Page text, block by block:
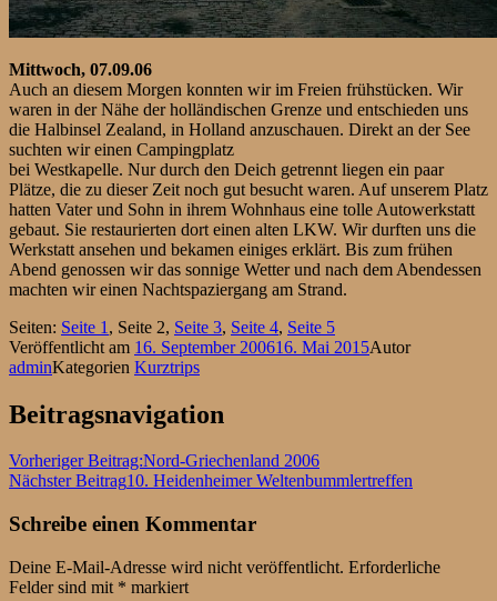
Mittwoch, 07.09.06
Auch an diesem Morgen konnten wir im Freien frühstücken. Wir
waren in der Nähe der holländischen Grenze und entschieden uns
die Halbinsel Zealand, in Holland anzuschauen. Direkt an der See
suchten wir einen Campingplatz
bei Westkapelle. Nur durch den Deich getrennt liegen ein paar
Plätze, die zu dieser Zeit noch gut besucht waren. Auf unserem Platz
hatten Vater und Sohn in ihrem Wohnhaus eine tolle Autowerkstatt
gebaut. Sie restaurierten dort einen alten LKW. Wir durften uns die
Werkstatt ansehen und bekamen einiges erklärt. Bis zum frühen
Abend genossen wir das sonnige Wetter und nach dem Abendessen
machten wir einen Nachtspaziergang am Strand.
Seiten: Seite 1 , Seite 2, Seite 3, Seite 4, Seite 5
Veröffentlicht am 16. September 200616. Mai 2015Autor
adminKategorien Kurztrips
Beitragsnavigation
Vorheriger Beitrag:Nord-Griechenland 2006
Nächster Beitrag10. Heidenheimer Weltenbummlertreffen
Schreibe einen Kommentar
Deine E-Mail-Adresse wird nicht veröffentlicht. Erforderliche
Felder sind mit * markiert